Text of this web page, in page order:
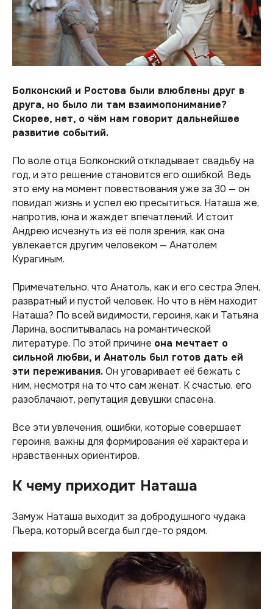
Болконский и Ростова были влюблены друг в
друга, но было ли там взаимопонимание?
Скорее, нет, о чём нам говорит дальнейшее
развитие событий.
По воле отца Болконский откладывает свадьбу на
год, и это решение становится его ошибкой. Ведь
это ему на момент повествования уже за 30 — он
повидал жизнь и успел ею пресытиться. Наташа же,
напротив, юна и жаждет впечатлений. И стоит
Андрею исчезнуть из её поля зрения, как она
увлекается другим человеком — Анатолем
Курагиным.
Примечательно, что Анатоль, как и его сестра Элен,
развратный и пустой человек. Но что в нём находит
Наташа? По всей видимости, героиня, как и Татьяна
Ларина, воспитывалась на романтической
литературе. По этой причине она мечтает о
сильной любви, и Анатоль был готов дать ей
эти переживания.Он уговаривает её бежать с
ним, несмотря на то что сам женат. К счастью, его
разоблачают, репутация девушки спасена.
Все эти увлечения, ошибки, которые совершает
героиня, важны для формирования её характера и
нравственных ориентиров.
К чему приходит Наташа
Замуж Наташа выходит за добродушного чудака
Пьера, который всегда был где-то рядом.